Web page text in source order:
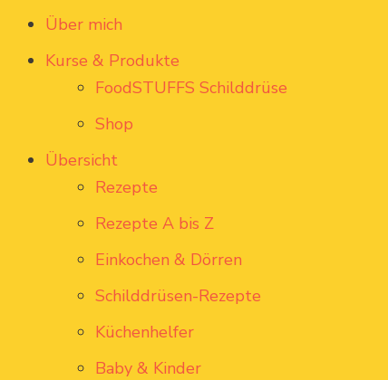
Über mich
Kurse & Produkte
FoodSTUFFS Schilddrüse
Shop
Übersicht
Rezepte
Rezepte A bis Z
Einkochen & Dörren
Schilddrüsen-Rezepte
Küchenhelfer
Baby & Kinder